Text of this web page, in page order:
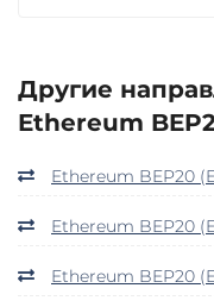
Другие
Ethereum
Ethereum BEP20
Ethereum BEP20
Ethereum BEP20